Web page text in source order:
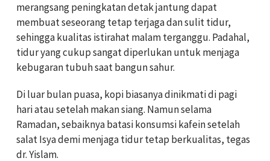
merangsang peningkatan detak jantung dapat
membuat seseorang tetap terjaga dan sulit tidur,
sehingga kualitas istirahat malam terganggu. Padahal,
tidur yang cukup sangat diperlukan untuk menjaga
kebugaran tubuh saat bangun sahur.
Di luar bulan puasa, kopi biasanya dinikmati di pagi
hari atau setelah makan siang. Namun selama
Ramadan, sebaiknya batasi konsumsi kafein setelah
salat Isya demi menjaga tidur tetap berkualitas, tegas
dr. Yislam.